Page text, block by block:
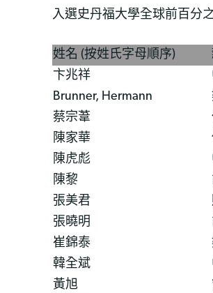
入選史丹福大學全球前百分
姓名 (按姓氏字母順序)
卞兆祥
Brunner, Hermann
蔡宗葦
陳家華
陳虎彪
陳黎
張美君
張曉明
崔錦泰
韓全斌
黃旭